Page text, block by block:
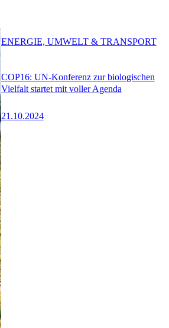
COP16: UN-Konferenz zur biologischen
Vielfalt startet mit voller Agenda
21.10.2024
ENERGIE, UMWELT & TRANSPORT